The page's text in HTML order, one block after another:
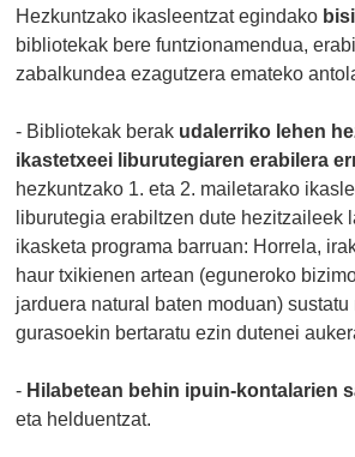
Hezkuntzako ikasleentzat egindako
bibliotekak bere funtzionamendua,
zabalkundea ezagutzera emateko
- Bibliotekak berak udalerriko lehen
ikastetxeei liburutegiaren erabilera
hezkuntzako 1. eta 2. mailetarako
liburutegia erabiltzen dute hezitzaileek
ikasketa programa barruan: Horrela,
haur txikienen artean (eguneroko
jarduera natural baten moduan) sustatu
gurasoekin bertaratu ezin dutenei
- Hilabetean behin ipuin-kontalarien
eta helduentzat.